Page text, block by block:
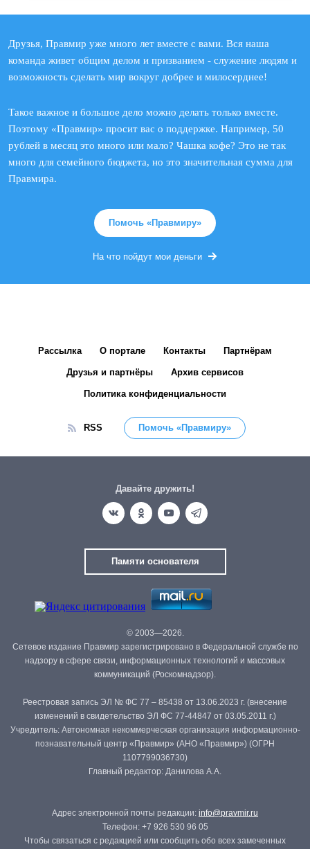
Друзья, Правмир уже много лет вместе с вами. Вся наша
команда живет общим делом и призванием - служение людям и
возможность сделать мир вокруг добрее и милосерднее!
Такое важное и большое дело можно делать только вместе.
Поэтому «Правмир» просит вас о поддержке. Например, 50
рублей в месяц это много или мало? Чашка кофе? Это не так
много для семейного бюджета, но это значительная сумма для
Правмира.
Помочь «Правмиру»
На что пойдут мои деньги
Рассылка О портале Контакты Партнёрам
Друзья и партнёры Архив сервисов
Политика конфиденциальности
RSS Помочь «Правмиру»
Давайте дружить!
Памяти основателя
© 2003—2026.
Сетевое издание Правмир зарегистрировано в Федеральной службе по
надзору в сфере связи, информационных технологий и массовых
коммуникаций (Роскомнадзор).
Реестровая запись ЭЛ № ФС 77 – 85438 от 13.06.2023 г. (внесение
изменений в свидетельство ЭЛ ФС 77-44847 от 03.05.2011 г.)
Учредитель: Автономная некоммерческая организация информационно-
познавательный центр «Правмир» (АНО «Правмир») (ОГРН
1107799036730)
Главный редактор: Данилова А.А.
Адрес электронной почты редакции: info@pravmir.ru
Телефон: +7 926 530 96 05
Чтобы связаться с редакцией или сообщить обо всех замеченных